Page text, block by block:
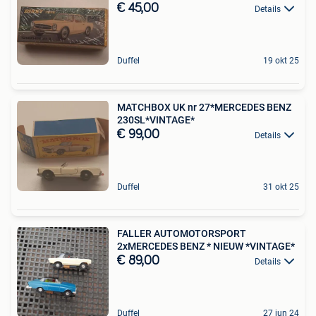
€ 45,00 Details
Duffel 19 okt 25
MATCHBOX UK nr 27*MERCEDES BENZ
230SL*VINTAGE*
€ 99,00 Details
Duffel 31 okt 25
FALLER AUTOMOTORSPORT
2xMERCEDES BENZ * NIEUW *VINTAGE*
€ 89,00 Details
Duffel 27 jun 24